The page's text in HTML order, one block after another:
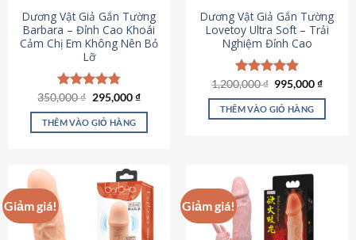
Dương Vật Giả Gắn Tường
Barbara – Đỉnh Cao Khoái
Cảm Chị Em Không Nên Bỏ
Lỡ
Được xếp
hạng4.79
5 sao
350,000₫ Giá
là:
350,000 ₫.
295,000₫Giá
tại
THÊM VÀO GIỎ HÀNG
Dương Vật Giả Gắn Tường
Lovetoy Ultra Soft – Trải
Nghiệm Đỉnh Cao
Được xếp
hạng4.82
5 sao
1,200,000₫ Giá
là:
1,200,000 ₫.
995,000₫Giá
tại
THÊM VÀO GIỎ HÀNG
Giảm giá! Giảm giá!